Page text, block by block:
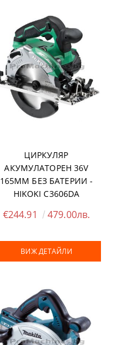
ЦИРКУЛЯР
АКУМУЛАТОРЕН 36V
165ММ БЕЗ БАТЕРИИ -
HIKOKI C3606DA
€244.91 479.00лв.
ВИЖ ДЕТАЙЛИ